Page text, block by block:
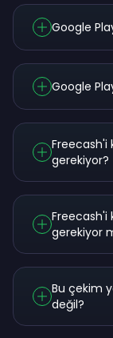
Google
Google
Freecash'i
gerekiyor?
gerekiyor
Bu çekim
değil?